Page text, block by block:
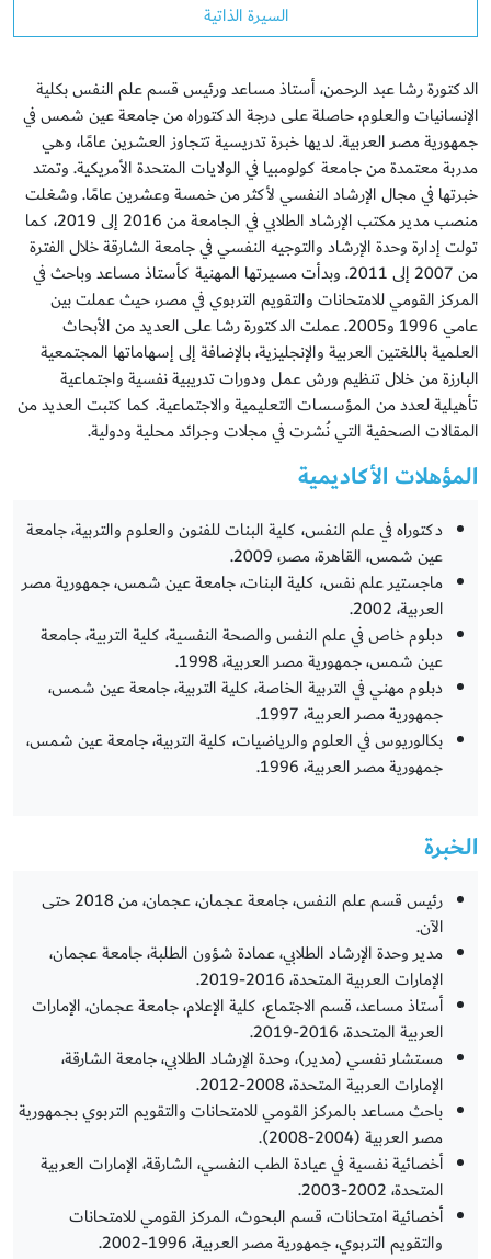
السيرة الذاتية
الدكتورة رشا عبد الرحمن، أستاذ مساعد ورئيس قسم علم النفس بكلية
الإنسانيات والعلوم، حاصلة على درجة الدكتوراه من جامعة عين شمس في
جمهورية مصر العربية. لديها خبرة تدريسية تتجاوز العشرين عامًا، وهي
مدربة معتمدة من جامعة كولومبيا في الولايات المتحدة الأمريكية. وتمتد
خبرتها في مجال الإرشاد النفسي لأكثر من خمسة وعشرين عامًا. وشغلت
منصب مدير مكتب الإرشاد الطلابي في الجامعة من 2016 إلى 2019، كما
تولت إدارة وحدة الإرشاد والتوجيه النفسي في جامعة الشارقة خلال الفترة
من 2007 إلى 2011. وبدأت مسيرتها المهنية كأستاذ مساعد وباحث في
المركز القومي للامتحانات والتقويم التربوي في مصر، حيث عملت بين
عامي 1996 و2005. عملت الدكتورة رشا على العديد من الأبحاث
العلمية باللغتين العربية والإنجليزية، بالإضافة إلى إسهاماتها المجتمعية
البارزة من خلال تنظيم ورش عمل ودورات تدريبية نفسية واجتماعية
تأهيلية لعدد من المؤسسات التعليمية والاجتماعية. كما كتبت العديد من
المقالات الصحفية التي نُشرت في مجلات وجرائد محلية ودولية.
المؤهلات الأكاديمية
دكتوراه في علم النفس، كلية البنات للفنون والعلوم والتربية، جامعة
عين شمس، القاهرة، مصر، 2009.
ماجستير علم نفس، كلية البنات، جامعة عين شمس، جمهورية مصر
العربية، 2002.
دبلوم خاص في علم النفس والصحة النفسية، كلية التربية، جامعة
عين شمس، جمهورية مصر العربية، 1998.
دبلوم مهني في التربية الخاصة، كلية التربية، جامعة عين شمس،
جمهورية مصر العربية، 1997.
بكالوريوس في العلوم والرياضيات، كلية التربية، جامعة عين شمس،
جمهورية مصر العربية، 1996.
الخبرة
رئيس قسم علم النفس، جامعة عجمان، عجمان، من 2018 حتى
الآن.
مدير وحدة الإرشاد الطلابي، عمادة شؤون الطلبة، جامعة عجمان،
الإمارات العربية المتحدة، 2016-2019.
أستاذ مساعد، قسم الاجتماع، كلية الإعلام، جامعة عجمان، الإمارات
العربية المتحدة، 2016-2019.
مستشار نفسي (مدير)، وحدة الإرشاد الطلابي، جامعة الشارقة،
الإمارات العربية المتحدة، 2008-2012.
باحث مساعد بالمركز القومي للامتحانات والتقويم التربوي بجمهورية
مصر العربية (2004-2008).
أخصائية نفسية في عيادة الطب النفسي، الشارقة، الإمارات العربية
المتحدة، 2002-2003.
أخصائية امتحانات، قسم البحوث، المركز القومي للامتحانات
والتقويم التربوي، جمهورية مصر العربية، 1996-2002.